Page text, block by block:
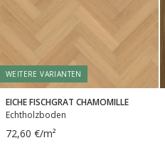
WEITERE VARIANTEN
EICHE FISCHGRAT CHAMOMILLE
Echtholzboden
72,60 €/m²